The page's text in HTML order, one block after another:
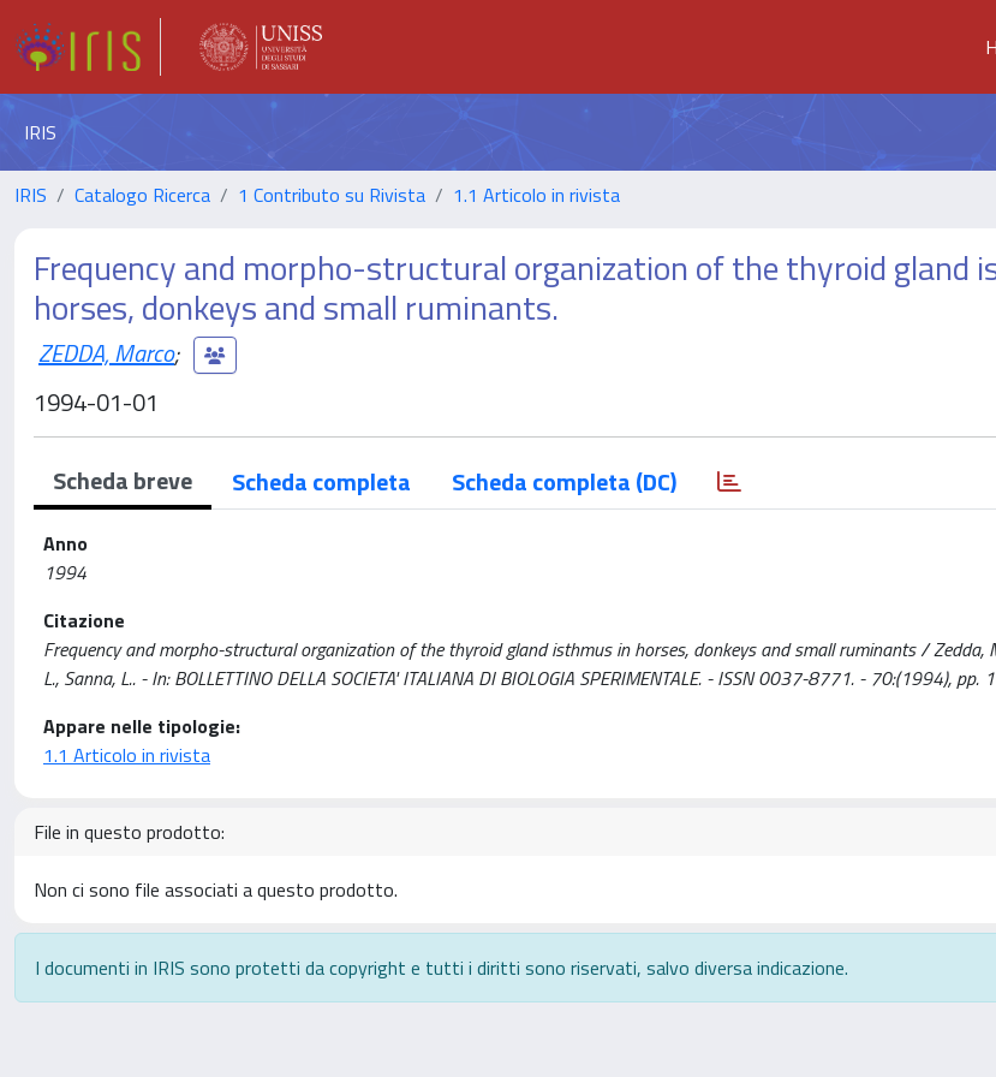
IRIS
IRIS Catalogo Ricerca 1 Contributo su Rivista 1.1 Articolo in rivista
Frequency and morpho-structural organization of the thyroid gland
horses, donkeys and small ruminants.
ZEDDA, Marco;
1994-01-01
Scheda breve Scheda completa Scheda completa (DC)
Anno
1994
Citazione
Frequency and morpho-structural organization of the thyroid gland isthmus in horses, donkeys and small ruminants / Zedda,
L., Sanna, L.. - In: BOLLETTINO DELLA SOCIETA' ITALIANA DI BIOLOGIA SPERIMENTALE. - ISSN 0037-8771. - 70:(1994), pp.
Appare nelle tipologie:
1.1 Articolo in rivista
File in questo prodotto:
Non ci sono file associati a questo prodotto.
I documenti in IRIS sono protetti da copyright e tutti i diritti sono riservati, salvo diversa indicazione.